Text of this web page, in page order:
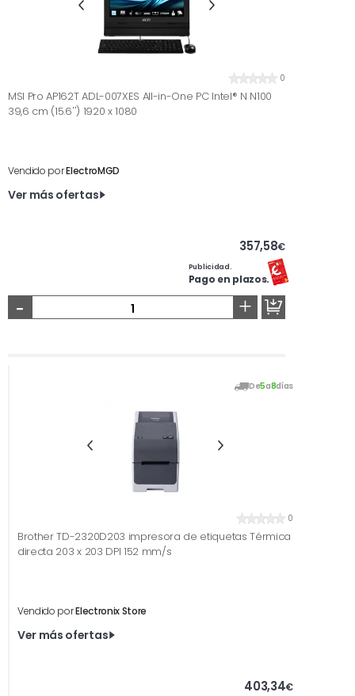
0
MSI Pro AP162T ADL-007XES All-in-One PC Intel® N N100
39,6 cm (15.6'') 1920 x 1080
Vendido porElectroMGD
Ver más ofertas
357,58€
Publicidad.
Pago en plazos.
- +
De5a8días
0
Brother TD-2320D203 impresora de etiquetas Térmica
directa 203 x 203 DPI 152 mm/s
Vendido porElectronix Store
Ver más ofertas
403,34€